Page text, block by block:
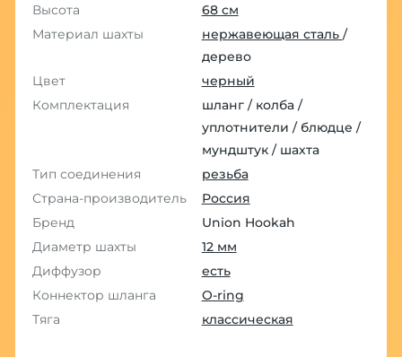
Высота
68 см
Материал шахты
нержавеющая сталь /
дерево
Цвет
черный
Комплектация
шланг / колба /
уплотнители / блюдце /
мундштук / шахта
Тип соединения
резьба
Страна-производитель
Россия
Бренд
Union Hookah
Диаметр шахты
12 мм
Диффузор
есть
Коннектор шланга
O-ring
Тяга
классическая